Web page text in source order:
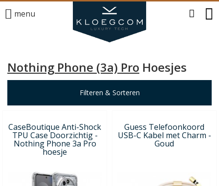
menu
Nothing Phone (3a) Pro Hoesjes
Filteren & Sorteren
CaseBoutique Anti-Shock
TPU Case Doorzichtig -
Nothing Phone 3a Pro
hoesje
Guess Telefoonkoord
USB-C Kabel met Charm -
Goud